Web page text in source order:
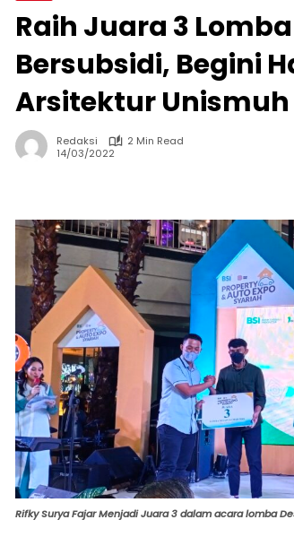
Raih Juara 3
Bersubsidi, Begini
Arsitektur
Redaksi
2 Min Read
14/03/2022
Rifky Surya Fajar Menjadi Juara 3 dalam acara lomba